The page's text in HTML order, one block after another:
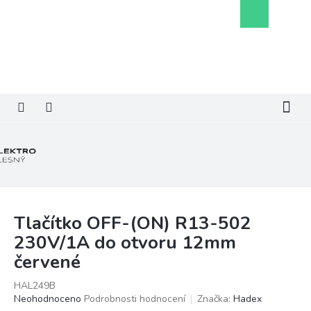
košík
Tlačítko OFF-(ON) R13-502
230V/1A do otvoru 12mm
červené
HAL249B
Průměrné
Neohodnoceno Podrobnosti hodnocení Značka: Hadex